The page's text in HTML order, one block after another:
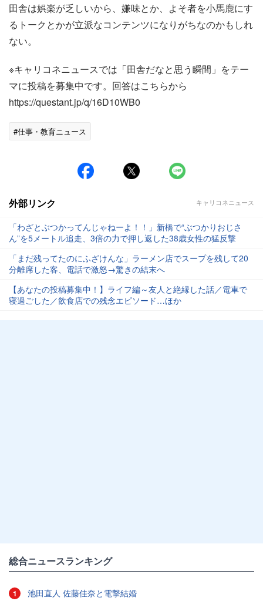
田舎は娯楽が乏しいから、嫌味とか、よそ者を小馬鹿にす
るトークとかが立派なコンテンツになりがちなのかもしれ
ない。
※キャリコネニュースでは「田舎だなと思う瞬間」をテー
マに投稿を募集中です。回答はこちらから
https://questant.jp/q/16D10WB0
#仕事・教育ニュース
外部リンク キャリコネニュース
「わざとぶつかってんじゃねーよ！！」新橋で“ぶつかりおじさ
ん”を5メートル追走、3倍の力で押し返した38歳女性の猛反撃
「まだ残ってたのにふざけんな」ラーメン店でスープを残して20
分離席した客、電話で激怒→驚きの結末へ
【あなたの投稿募集中！】ライフ編～友人と絶縁した話／電車で
寝過ごした／飲食店での残念エピソード…ほか
総合ニュースランキング
1 池田直人 佐藤佳奈と電撃結婚